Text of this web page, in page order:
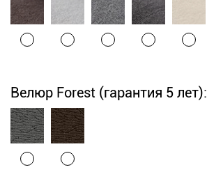
Велюр Forest (гарантия 5 лет):